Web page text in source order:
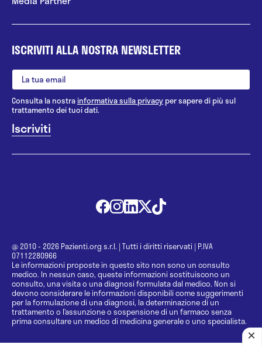
ISCRIVITI ALLA NOSTRA NEWSLETTER
Consulta la nostrainformativa sulla privacy per sapere di più sul
trattamento dei tuoi dati.
@ 2010 - 2026 Pazienti.org s.r.l. | Tutti i diritti riservati | P.IVA
07112280966
Le informazioni proposte in questo sito non sono un consulto
medico. In nessun caso, queste informazioni sostituiscono un
consulto, una visita o una diagnosi formulata dal medico. Non si
devono considerare le informazioni disponibili come suggerimenti
per la formulazione di una diagnosi, la determinazione di un
trattamento o l’assunzione o sospensione di un farmaco senza
prima consultare un medico di medicina generale o uno specialista.